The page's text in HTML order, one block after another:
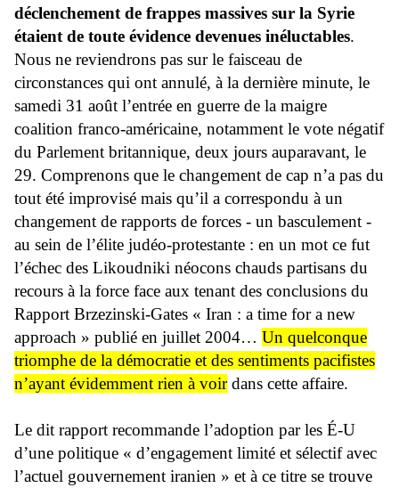
déclenchement de frappes massives sur la Syrie
étaient de toute évidence devenues inéluctables.
Nous ne reviendrons pas sur le faisceau de
circonstances qui ont annulé, à la dernière minute, le
samedi 31 août l’entrée en guerre de la maigre
coalition franco-américaine, notamment le vote négatif
du Parlement britannique, deux jours auparavant, le
29. Comprenons que le changement de cap n’a pas du
tout été improvisé mais qu’il a correspondu à un
changement de rapports de forces - un basculement -
au sein de l’élite judéo-protestante : en un mot ce fut
l’échec des Likoudniki néocons chauds partisans du
recours à la force face aux tenant des conclusions du
Rapport Brzezinski-Gates « Iran : a time for a new
approach » publié en juillet 2004… Un quelconque
triomphe de la démocratie et des sentiments pacifistes
n’ayant évidemment rien à voirdans cette affaire.
Le dit rapport recommande l’adoption par les É-U
d’une politique « d’engagement limité et sélectif avec
l’actuel gouvernement iranien » et à ce titre se trouve